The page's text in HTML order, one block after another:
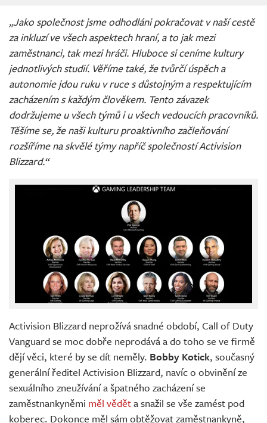
„Jako společnost jsme odhodláni pokračovat v naší cestě
za inkluzí ve všech aspektech hraní, a to jak mezi
zaměstnanci, tak mezi hráči. Hluboce si ceníme kultury
jednotlivých studií. Věříme také, že tvůrčí úspěch a
autonomie jdou ruku v ruce s důstojným a respektujícím
zacházením s každým člověkem. Tento závazek
dodržujeme u všech týmů i u všech vedoucích pracovníků.
Těšíme se, že naši kulturu proaktivního začleňování
rozšíříme na skvělé týmy napříč společností Activision
Blizzard.“
Activision Blizzard neprožívá snadné období, Call of Duty
Vanguard se moc dobře neprodává a do toho se ve firmě
dějí věci, které by se dít neměly. Bobby Kotick, současný
generální ředitel Activision Blizzard, navíc o obvinění ze
sexuálního zneužívání a špatného zacházení se
zaměstnankyněmi měl věděta snažil se vše zamést pod
koberec. Dokonce měl sám obtěžovat zaměstnankyně,